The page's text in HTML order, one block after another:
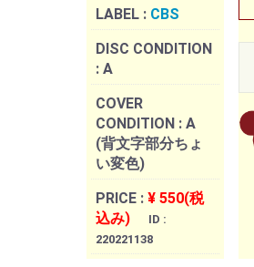
LABEL : CBS
DISC CONDITION
: A
COVER
CONDITION : A
(背文字部分ちょ
い変色)
PRICE : ¥ 550(税
込み)
ID :
220221138